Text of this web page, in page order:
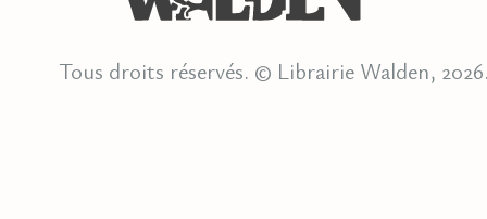
Tous droits réservés. © Librairie Walden,